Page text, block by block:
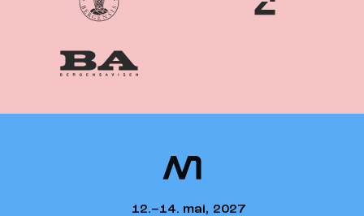
12.–14. mai, 2027